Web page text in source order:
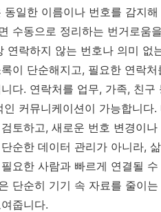
동일한 이름이나 번호를 감지
수동으로 정리하는 번거로움
연락하지 않는 번호나 의미 없
이 단순해지고, 필요한 연락
다. 연락처를 업무, 가족, 친
인 커뮤니케이션이 가능합니
토하고, 새로운 번호 변경이
순한 데이터 관리가 아니라,
요한 사람과 빠르게 연결될
단순히 기기 속 자료를 줄이
줍니다.